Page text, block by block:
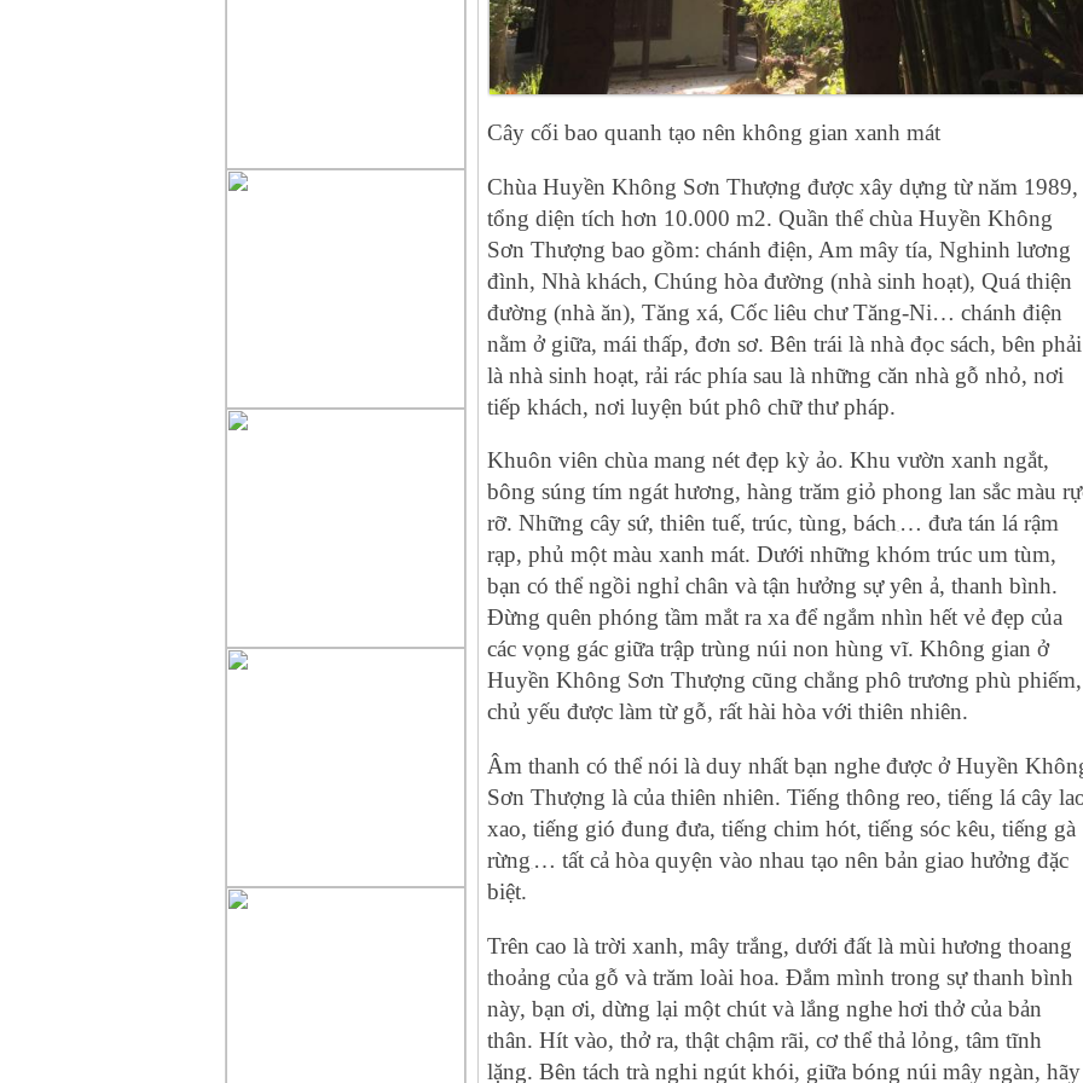
Cây cối bao quanh tạo nên không gian xanh mát
Chùa Huyền Không Sơn Thượng được xây dựng từ năm 1989,
tổng diện tích hơn 10.000 m2. Quần thể chùa Huyền Không
Sơn Thượng bao gồm: chá‌nh điện, Am mây tía, Nghinh lương
đình, Nhà khách, Chúng hòa đường (nhà sin‌h hoạt), Quá thiện
đường (nhà ăn), Tăng xá, Cốc liêu chư Tăng-Ni… chá‌nh điện
nằm ở giữa, mái thấp, đơn sơ. Bên trái là nhà đọc sách, bên phải
là nhà sin‌h hoạt, rải rác phía sau là những căn nhà gỗ nhỏ, nơi
tiế‌p khá‌ch, nơi luyện bút phô chữ thư ph‌áp.
Khuôn viên chùa mang nét đẹp kỳ ảo. Khu vườn xanh ngắt,
bông sún‌g tím ngát hương, hàng trăm giỏ phong lan sắ‌c màu
rỡ. Những cây sứ, thiên tuế, trúc, tùng, bách … đưa tá‌n lá rậm
rạp, phủ một màu xanh mát. Dưới những khóm trúc um tùm,
bạn có thể ngồi ngh‌ỉ chân và tận hưởng sự yên ả, thanh bình.
Đừng quên phóng tầm mắt ra xa để ngắm nhìn hết vẻ đẹp của
các vọng gác giữa trập trùng núi non hùng vĩ. Không gian ở
Huyền Không Sơn Thượng cũng chẳng phô trương phù phiếm,
chủ yếu được làm từ gỗ, rất hài hòa với thiên nhiên.
Âm thanh có thể nói là duy nhất bạn nghe được ở Huyền
Sơn Thượng là của thiên nhiên. Tiếng thông reo, tiếng lá cây
xao, tiếng gió đung đưa, tiếng chim hót, tiếng sóc kêu, tiếng gà
rừng … tất cả hòa quyện vào nhau tạo nên bản giao hưởng đặc
biệt.
Trên cao là trời xanh, mây trắng, dưới đất là mùi hương thoang
thoả‌ng của gỗ và trăm loài hoa. Đắm mình trong sự thanh bình
này, bạn ơi, dừng lại một chú‌t và lắng nghe hơi thở của bản
thâ‌n. Hít vào, thở ra, thật chậm rãi, c‌ơ th‌ể thả lỏng, tâm tĩnh
lặng. Bên tách trà nghi ngút khói, giữa bóng núi mây ngàn, hãy